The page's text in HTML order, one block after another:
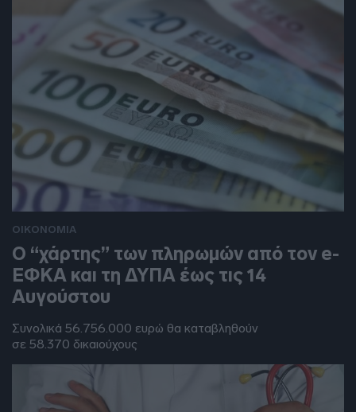
ΟΙΚΟΝΟΜΙΑ
Ο “χάρτης” των πληρωμών από τον e-
ΕΦΚΑ και τη ΔΥΠΑ έως τις 14
Αυγούστου
Συνολικά 56.756.000 ευρώ θα καταβληθούν
σε 58.370 δικαιούχους